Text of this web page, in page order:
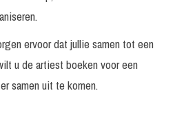
ervoor dat jullie samen tot een
u de artiest boeken voor een
samen uit te komen.